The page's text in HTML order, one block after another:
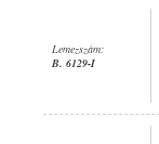
Lemezszám:
B. 6129-I